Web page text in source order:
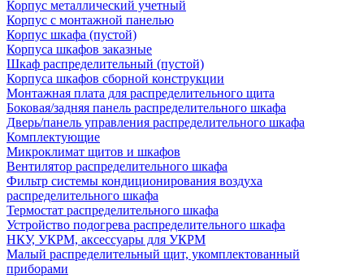
Корпус металлический учетный
Корпус с монтажной панелью
Корпус шкафа (пустой)
Корпуса шкафов заказные
Шкаф распределительный (пустой)
Корпуса шкафов сборной конструкции
Монтажная плата для распределительного щита
Боковая/задняя панель распределительного шкафа
Дверь/панель управления распределительного шкафа
Комплектующие
Микроклимат щитов и шкафов
Вентилятор распределительного шкафа
Фильтр системы кондиционирования воздуха
распределительного шкафа
Термостат распределительного шкафа
Устройство подогрева распределительного шкафа
НКУ, УКРМ, аксессуары для УКРМ
Малый распределительный щит, укомплектованный
приборами